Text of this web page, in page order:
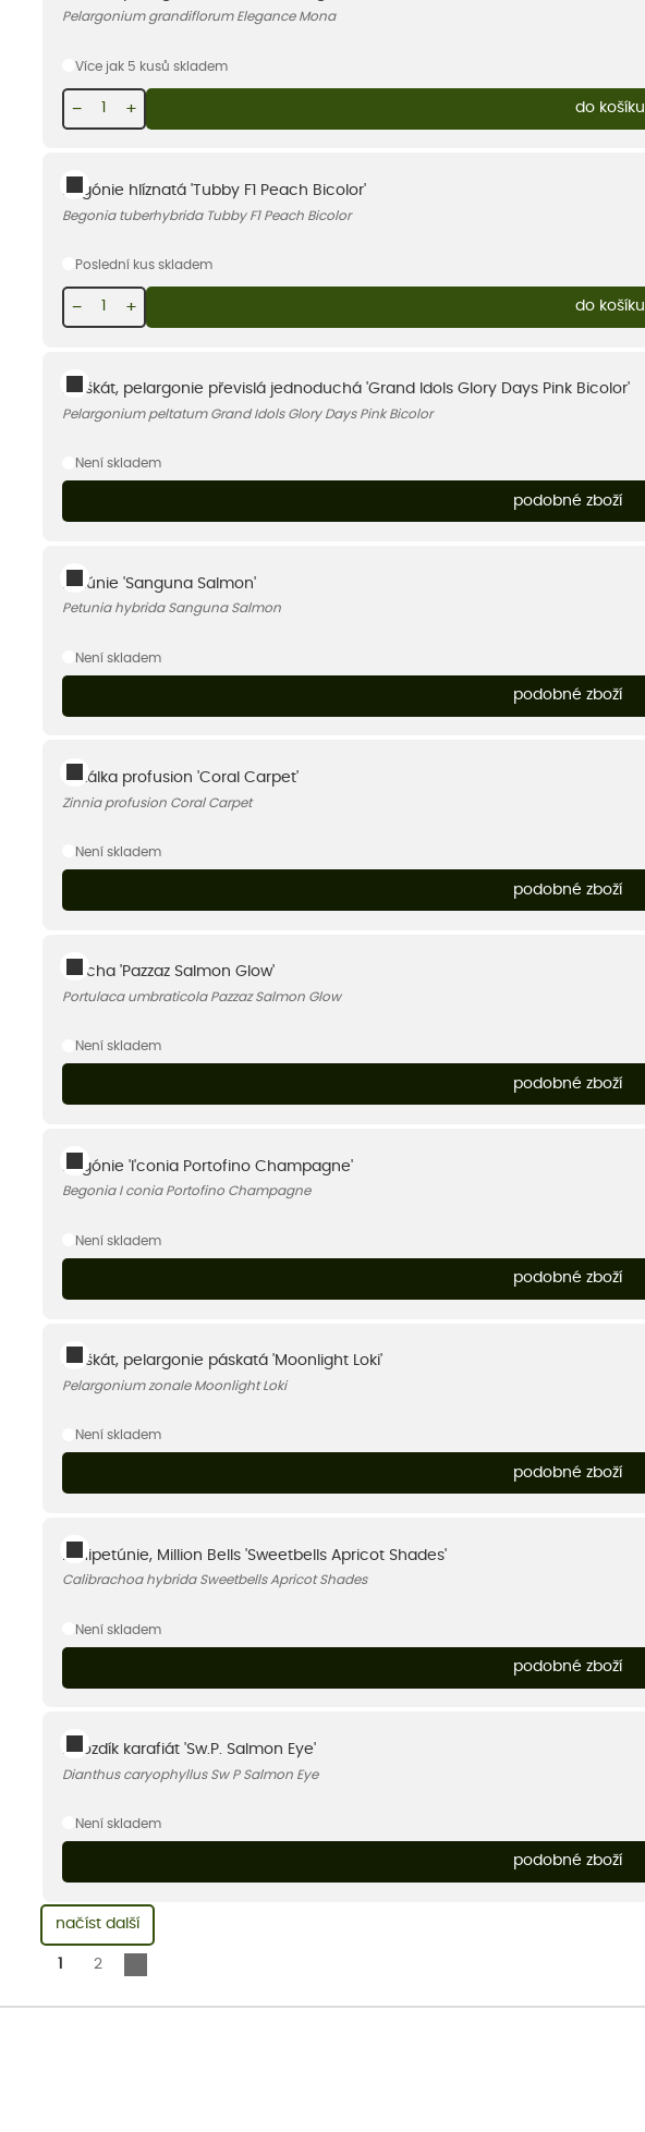
Pelargonium grandiflorum Elegance Mona
Více jak 5 kusů skladem
+
− do košíku
Begónie hlíznatá 'Tubby F1 Peach Bicolor'
Begonia tuberhybrida Tubby F1 Peach Bicolor
Poslední kus skladem
+
− do košíku
Muškát, pelargonie převislá jednoduchá 'Grand Idols Glory Days Pink Bicolor'
Pelargonium peltatum Grand Idols Glory Days Pink Bicolor
Není skladem
podobné zboží
Petúnie 'Sanguna Salmon'
Petunia hybrida Sanguna Salmon
Není skladem
podobné zboží
Ostálka profusion 'Coral Carpet'
Zinnia profusion Coral Carpet
Není skladem
podobné zboží
Šrucha 'Pazzaz Salmon Glow'
Portulaca umbraticola Pazzaz Salmon Glow
Není skladem
podobné zboží
Begónie 'I'conia Portofino Champagne'
Begonia I conia Portofino Champagne
Není skladem
podobné zboží
Muškát, pelargonie páskatá 'Moonlight Loki'
Pelargonium zonale Moonlight Loki
Není skladem
podobné zboží
Minipetúnie, Million Bells 'Sweetbells Apricot Shades'
Calibrachoa hybrida Sweetbells Apricot Shades
Není skladem
podobné zboží
Hvozdík karafiát 'Sw.P. Salmon Eye'
Dianthus caryophyllus Sw P Salmon Eye
Není skladem
podobné zboží
načíst další
1 2